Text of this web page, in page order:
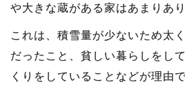
や大きな蔵がある家はあまりあり
これは、積雪量が少ないため太
だったこと、貧しい暮らしをし
くりをしていることなどが理由で